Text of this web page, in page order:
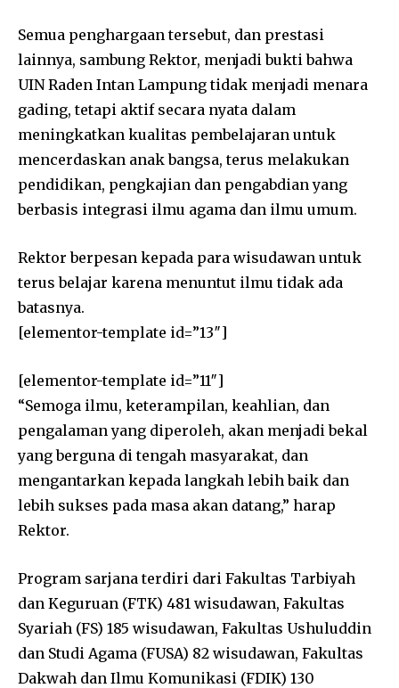
Semua penghargaan tersebut, dan prestasi
lainnya, sambung Rektor, menjadi bukti bahwa
UIN Raden Intan Lampung tidak menjadi menara
gading, tetapi aktif secara nyata dalam
meningkatkan kualitas pembelajaran untuk
mencerdaskan anak bangsa, terus melakukan
pendidikan, pengkajian dan pengabdian yang
berbasis integrasi ilmu agama dan ilmu umum.
Rektor berpesan kepada para wisudawan untuk
terus belajar karena menuntut ilmu tidak ada
batasnya.
[elementor-template id=”13″]
[elementor-template id=”11″]
“Semoga ilmu, keterampilan, keahlian, dan
pengalaman yang diperoleh, akan menjadi bekal
yang berguna di tengah masyarakat, dan
mengantarkan kepada langkah lebih baik dan
lebih sukses pada masa akan datang,” harap
Rektor.
Program sarjana terdiri dari Fakultas Tarbiyah
dan Keguruan (FTK) 481 wisudawan, Fakultas
Syariah (FS) 185 wisudawan, Fakultas Ushuluddin
dan Studi Agama (FUSA) 82 wisudawan, Fakultas
Dakwah dan Ilmu Komunikasi (FDIK) 130